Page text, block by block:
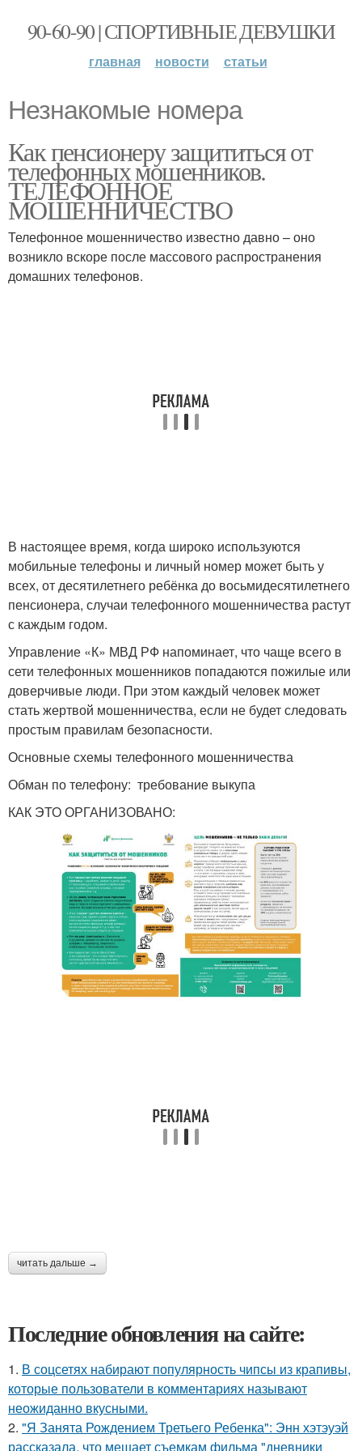
90-60-90 | СПОРТИВНЫЕ ДЕВУШКИ
главная новости статьи
Незнакомые номера
Как пенсионеру защититься от
телефонных мошенников.
ТЕЛЕФОННОЕ
МОШЕННИЧЕСТВО
Телефонное мошенничество известно давно – оно
возникло вскоре после массового распространения
домашних телефонов.
В настоящее время, когда широко используются
мобильные телефоны и личный номер может быть у
всех, от десятилетнего ребёнка до восьмидесятилетнего
пенсионера, случаи телефонного мошенничества растут
с каждым годом.
Управление «К» МВД РФ напоминает, что чаще всего в
сети телефонных мошенников попадаются пожилые или
доверчивые люди. При этом каждый человек может
стать жертвой мошенничества, если не будет следовать
простым правилам безопасности.
Основные схемы телефонного мошенничества
Обман по телефону: требование выкупа
КАК ЭТО ОРГАНИЗОВАНО:
читать дальше →
Последние обновления на сайте:
1. В соцсетях набирают популярность чипсы из крапивы,
которые пользователи в комментариях называют
неожиданно вкусными.
2. "Я Занята Рождением Третьего Ребенка": Энн хэтэуэй
рассказала, что мешает съемкам фильма "дневники